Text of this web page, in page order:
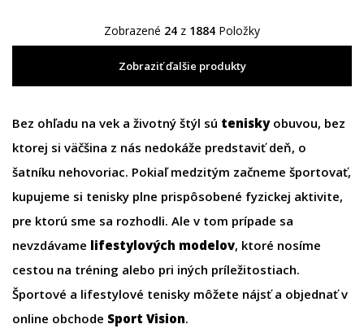
Zobrazené 24 z 1884 Položky
Zobraziť ďalšie produkty
Bez ohľadu na vek a životný štýl sú teniskyobuvou, bez
ktorej si väčšina z nás nedokáže predstaviť deň, o
šatníku nehovoriac. Pokiaľ medzitým začneme športovať,
kupujeme si tenisky plne prispôsobené fyzickej aktivite,
pre ktorú sme sa rozhodli. Ale v tom prípade sa
nevzdávame lifestylových modelov, ktoré nosíme
cestou na tréning alebo pri iných príležitostiach.
Športové a lifestylové tenisky môžete nájsť a objednať v
online obchode Sport Vision.